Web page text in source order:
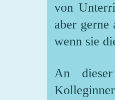
von
aber
wenn sie
An